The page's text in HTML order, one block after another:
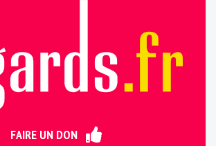
FAIRE UN DON